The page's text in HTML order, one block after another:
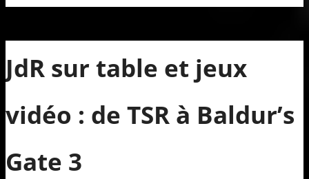
JdR sur table et jeux
vidéo : de TSR à Baldur’s
Gate 3